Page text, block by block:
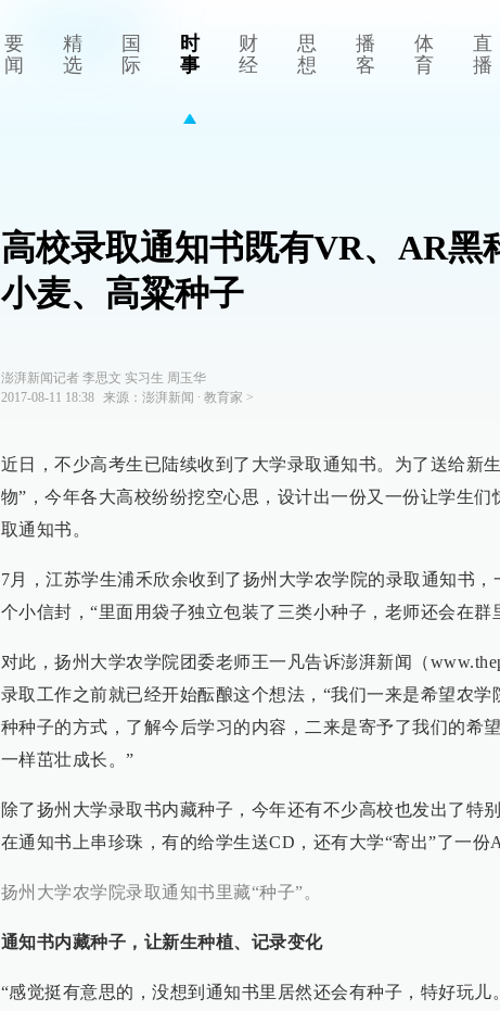
要
闻
精
选
国
际
时
事
财
经
思
想
播
客
体
育
直
播
高校录取通知书既有VR、AR黑
小麦、高粱种子
澎湃新闻记者 李思文 实习生 周玉华
2017-08-11 18:38
来源： 澎湃新闻 ∙ 教育家 >
近日，不少高考生已陆续收到了大学录取通知书。为了送给新
物”，今年各大高校纷纷挖空心思，设计出一份又一份让学生们
取通知书。
7月，江苏学生浦禾欣余收到了扬州大学农学院的录取通知书，
个小信封，“里面用袋子独立包装了三类小种子，老师还会在群
对此，扬州大学农学院团委老师王一凡告诉澎湃新闻（
录取工作之前就已经开始酝酿这个想法，“我们一来是希望农学
种种子的方式，了解今后学习的内容，二来是寄予了我们的希
一样茁壮成长。”
除了扬州大学录取书内藏种子，今年还有不少高校也发出了特
在通知书上串珍珠，有的给学生送CD，还有大学“寄出”了一份
扬州大学农学院录取通知书里藏“种子”。
通知书内藏种子，让新生种植、记录变化
“感觉挺有意思的，没想到通知书里居然还会有种子，特好玩儿